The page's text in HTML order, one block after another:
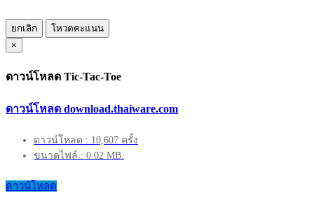
ยกเลิก
โหวตคะแนน
×
ดาวน์โหลด Tic-Tac-Toe
ดาวน์โหลด download.thaiware.com
ดาวน์โหลด : 10,607 ครั้ง
ขนาดไฟล์ : 0.02 MB.
ดาวน์โหลด